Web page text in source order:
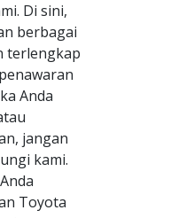
Di sini,
berbagai
terlengkap
Anda
jangan
kami.
Toyota